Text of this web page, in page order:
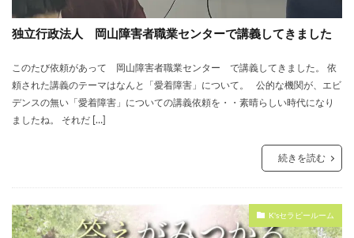
独立行政法人 岡山障害者職業センターで講義してきました
このたび依頼があって 岡山障害者職業センター で講義してきました。 依
頼された講義のテーマはなんと「愛着障害」について。 公的な機関が、エビ
デンスの無い「愛着障害」についての講義依頼を・・素晴らしい時代になり
ましたね。 それだ […]
続きを読む
K'sセラピールーム